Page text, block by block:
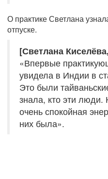
О практике Светлана
отпуске.
[Светлана
«Впервые
увидела в Индии в
Это были
знала, кто эти
очень спокойная
них была».